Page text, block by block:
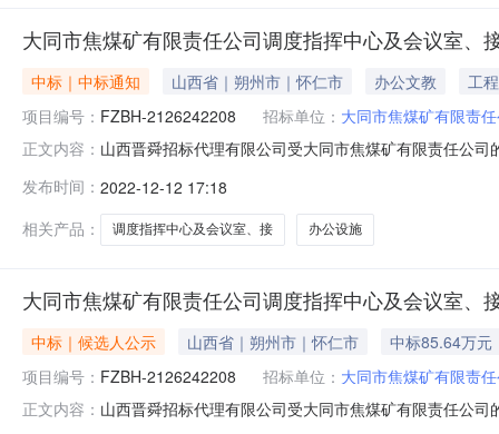
大同市焦煤矿有限责任公司调度指挥中心及会议室、
中标｜中标通知 山西省｜朔州市｜怀仁市 办公文教
工程
项目编号： FZBH-2126242208 招标单位： 大同市焦煤矿有限责
正文内容： 山西晋舜招标代理有限公司受大同市焦煤矿有限责任公
85.639万元采购人：大同市焦煤矿有限责任公司地址：
路119号鸿富小区综合楼
发布时间： 2022-12-12 17:18
相关产品：
调度指挥中心及会议室、接 办公设施
大同市焦煤矿有限责任公司调度指挥中心及会议室、
中标｜候选人公示 山西省｜朔州市｜怀仁市
中标85.64万元
项目编号： FZBH-2126242208 招标单位： 大同市焦煤矿有限责
正文内容： 山西晋舜招标代理有限公司受大同市焦煤矿有限责任公